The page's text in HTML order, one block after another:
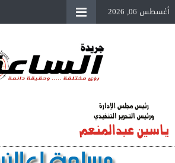
أغسطس 06, 2026